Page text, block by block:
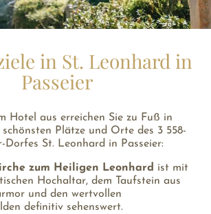
in St. Leonhard in
Passeier
Hotel aus erreichen Sie zu Fuß in
Plätze und Orte des 3 558-
Dorfes St. Leonhard in Passeier:
zum Heiligen Leonhard ist mit
Hochaltar, dem Taufstein aus
und den wertvollen
definitiv sehenswert.